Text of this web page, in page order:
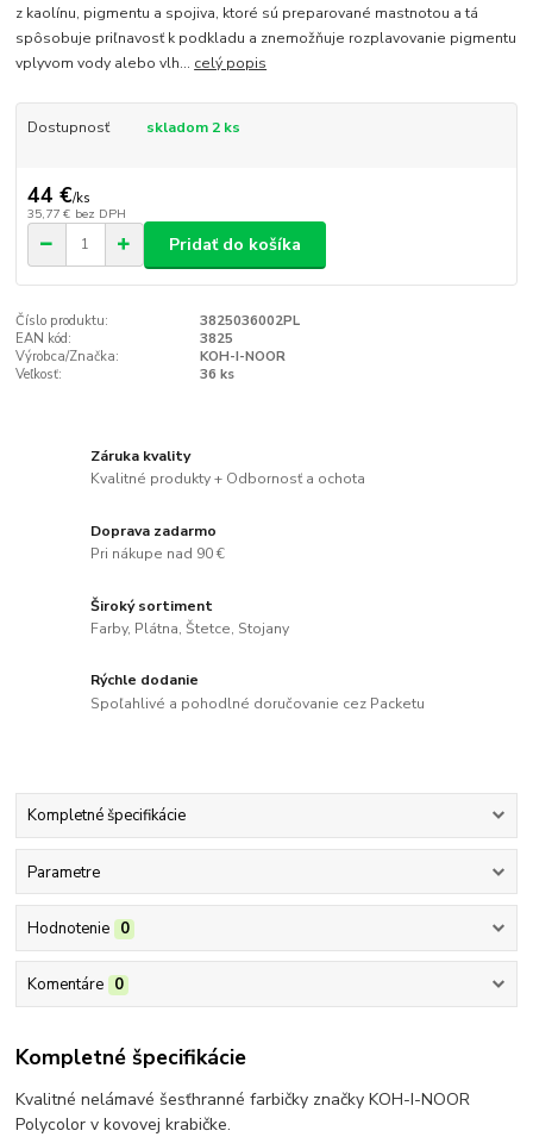
z kaolínu, pigmentu a spojiva, ktoré sú preparované mastnotou a tá
spôsobuje priľnavosť k podkladu a znemožňuje rozplavovanie pigmentu
vplyvom vody alebo vlh... celý popis
Dostupnosť skladom 2 ks
44 €/ks
35,77 € bez DPH
Pridať do košíka
Číslo produktu:
3825036002PL
EAN kód:
3825
Výrobca/Značka:
KOH-I-NOOR
Veľkosť:
36 ks
Záruka kvality
Kvalitné produkty + Odbornosť a ochota
Doprava zadarmo
Pri nákupe nad 90 €
Široký sortiment
Farby, Plátna, Štetce, Stojany
Rýchle dodanie
Spoľahlivé a pohodlné doručovanie cez Packetu
Kompletné špecifikácie
Parametre
Hodnotenie 0
Komentáre 0
Kompletné špecifikácie
Kvalitné nelámavé šesťhranné farbičky značky KOH-I-NOOR
Polycolor v kovovej krabičke.